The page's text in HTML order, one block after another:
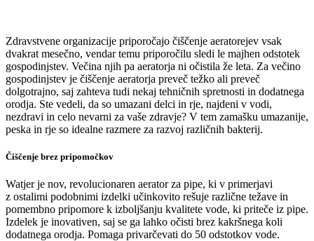
Zdravstvene organizacije priporočajo čiščenje aeratorejev vsak
dvakrat mesečno, vendar temu priporočilu sledi le majhen odstotek
gospodinjstev. Večina njih pa aeratorja ni očistila že leta. Za večino
gospodinjstev je čiščenje aeratorja preveč težko ali preveč
dolgotrajno, saj zahteva tudi nekaj tehničnih spretnosti in dodatnega
orodja. Ste vedeli, da so umazani delci in rje, najdeni v vodi,
nezdravi in celo nevarni za vaše zdravje? V tem zamašku umazanije,
peska in rje so idealne razmere za razvoj različnih bakterij.
Čiščenje brez pripomočkov
Watjer je nov, revolucionaren aerator za pipe, ki v primerjavi
z ostalimi podobnimi izdelki učinkovito rešuje različne težave in
pomembno pripomore k izboljšanju kvalitete vode, ki priteče iz pipe.
Izdelek je inovativen, saj se ga lahko očisti brez kakršnega koli
dodatnega orodja. Pomaga privarčevati do 50 odstotkov vode.